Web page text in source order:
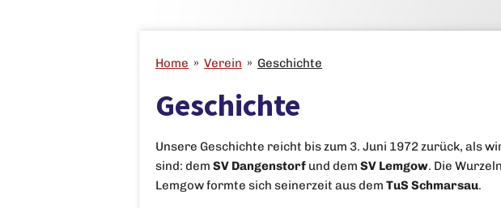
Home » Verein » Geschichte
Geschichte
Unsere Geschichte reicht bis zum 3. Juni 1972 zurück, als
sind: dem SV Dangenstorf und dem SV Lemgow. Die
Lemgow formte sich seinerzeit aus dem TuS Schmarsau.